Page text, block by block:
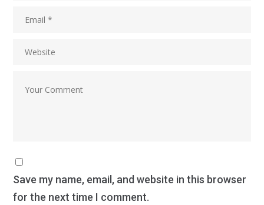
Save my name, email, and website in this browser
for the next time I comment.